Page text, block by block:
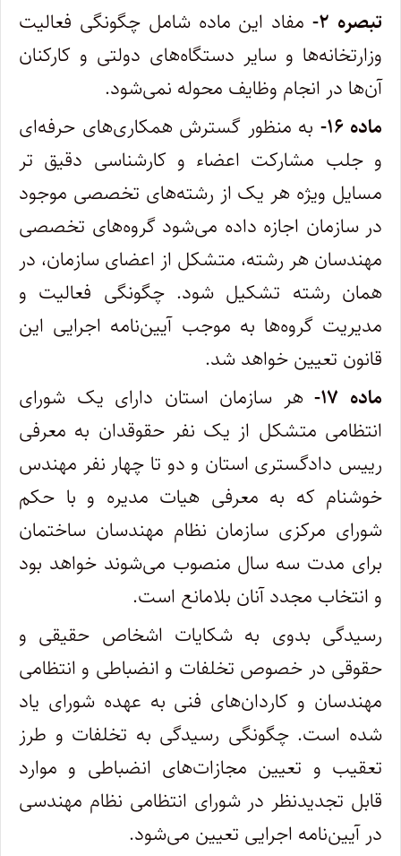
تبصره ۲-
مفاد این ماده شامل چگونگی فعالیت
وزارتخانه‌ها و سایر دستگاه‌های دولتی و کارکنان
آن‌ها در انجام وظایف محوله نمی‌شود.
ماده ۱۶-
به منظور گسترش همکاری‌های حرفه‌ای
و جلب مشارکت اعضاء و کارشناسی دقیق ‌تر
مسایل ویژه هر یک از رشته‌های تخصصی موجود
‌در سازمان اجازه داده می‌شود گروه‌های تخصصی
مهندسان هر رشته، متشکل از اعضای سازمان، در
همان رشته تشکیل شود. چگونگی فعالیت و
‌مدیریت گروه‌ها به موجب آیین‌نامه اجرایی این
قانون تعیین خواهد شد.
ماده ۱۷-
هر سازمان استان دارای یک شورای
انتظامی متشکل از یک نفر حقوقدان به معرفی
رییس دادگستری استان و دو تا چهار نفر مهندس
‌خوشنام که به معرفی هیات مدیره و با حکم
شورای مرکزی سازمان نظام مهندسان ساختمان
برای مدت سه سال منصوب می‌شوند خواهد بود
و‌ انتخاب مجدد آنان بلامانع است.
رسیدگی بدوی به شکایات اشخاص حقیقی و
حقوقی در خصوص تخلفات و انضباطی و انتظامی
مهندسان و کاردان‌های فنی به عهده شورای ‌یاد
شده است. چگونگی رسیدگی به تخلفات و طرز
تعقیب و تعیین مجازات‌های انضباطی و موارد
قابل تجدیدنظر در شورای انتظامی نظام مهندسی
‌در آیین‌نامه اجرایی تعیین می‌شود.